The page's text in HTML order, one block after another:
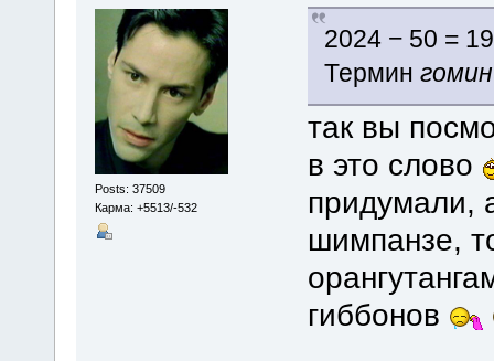
Posts: 37509
Карма: +5513/-532
2024 − 50 =
Термин
так вы
в это слово
придумали,
шимпанзе,
гиббонов